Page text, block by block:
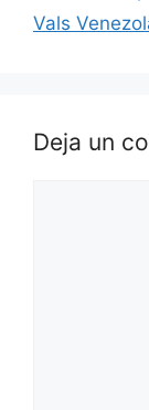
Vals
Deja un